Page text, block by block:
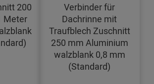
200
Meter
Verbinder für
Dachrinne mit
Traufblech Zuschnitt
250 mm Aluminium
walzblank 0,8 mm
(Standard)